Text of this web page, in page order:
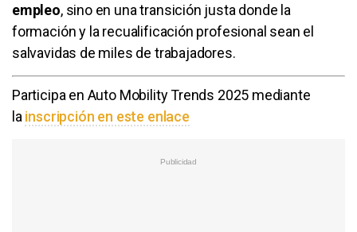
empleo, sino en una transición justa donde la
formación y la recualificación profesional sean el
salvavidas de miles de trabajadores.
Participa en Auto Mobility Trends 2025 mediante
la inscripción en este enlace